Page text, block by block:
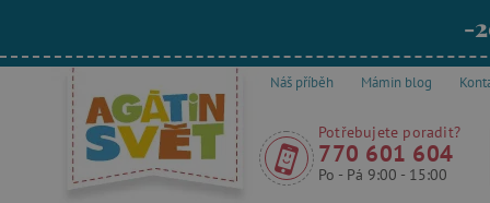
-
Náš příběh Mámin blog
Potřebujete poradit?
770 601 604
Po - Pá 9:00 - 15:00